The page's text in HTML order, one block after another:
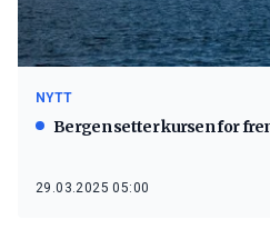
NYTT
Bergen setter kursen for
29.03.2025 05:00